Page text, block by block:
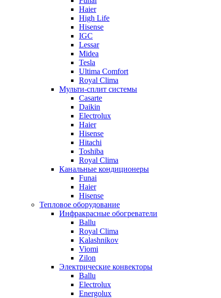
Haier
High Life
Hisense
IGC
Lessar
Midea
Tesla
Ultima Comfort
Royal Clima
Мульти-сплит системы
Casarte
Daikin
Electrolux
Haier
Hisense
Hitachi
Toshiba
Royal Clima
Канальные кондиционеры
Funai
Haier
Hisense
Тепловое оборудование
Инфракрасные обогреватели
Ballu
Royal Clima
Kalashnikov
Viomi
Zilon
Электрические конвекторы
Ballu
Electrolux
Energolux